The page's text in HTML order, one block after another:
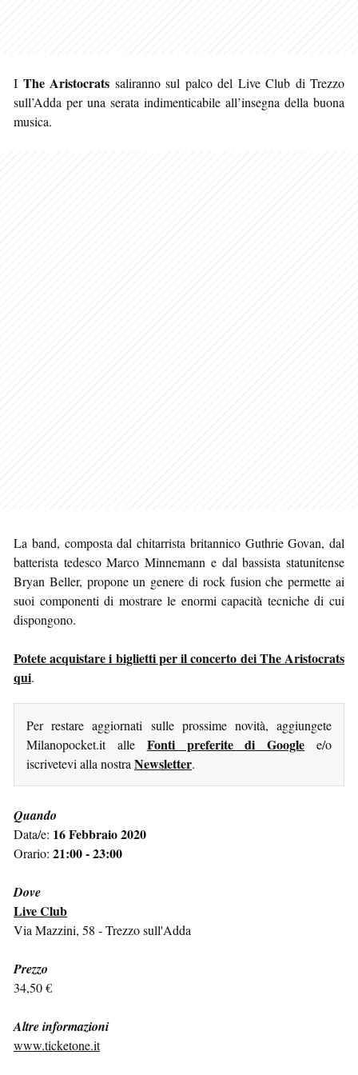
I The Aristocrats saliranno sul palco del Live Club di Trezzo
sull’Adda per una serata indimenticabile all’insegna della buona
musica.
La band, composta dal chitarrista britannico Guthrie Govan, dal
batterista tedesco Marco Minnemann e dal bassista statunitense
Bryan Beller, propone un genere di rock fusion che permette ai
suoi componenti di mostrare le enormi capacità tecniche di cui
dispongono.
Potete acquistare i biglietti per il concerto dei The Aristocrats
qui.
Per restare aggiornati sulle prossime novità, aggiungete
Milanopocket.it alle Fonti preferite di Google e/o
iscrivetevi alla nostra Newsletter.
Quando
Data/e: 16 Febbraio 2020
Orario: 21:00 - 23:00
Dove
Live Club
Via Mazzini, 58 - Trezzo sull'Adda
Prezzo
34,50 €
Altre informazioni
www.ticketone.it